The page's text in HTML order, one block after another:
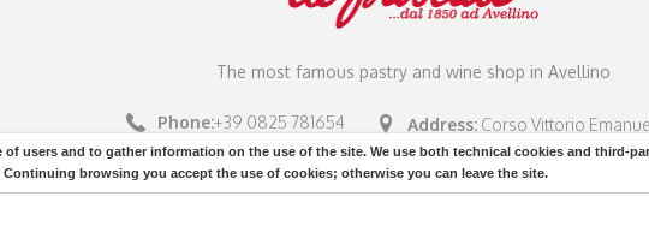
users and to gather information on the use of the site. We use both technical cookies and third-
Continuing browsing you accept the use of cookies; otherwise you can leave the site.
The most famous pastry and wine shop in Avellino
Phone:+39 0825 781654
Fax:+39 0825 281476
Address:Corso Vittorio
Avellino, AV 83100, ITALIA